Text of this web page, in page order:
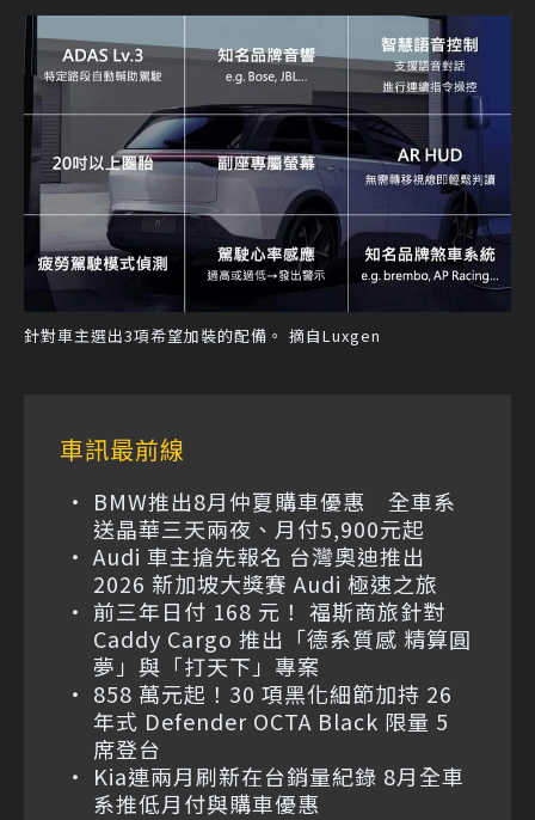
針對車主選出3項希望加裝的配備。 摘自Luxgen
車訊最前線
BMW推出8月仲夏購車優惠 全車系
送晶華三天兩夜、月付5,900元起
Audi 車主搶先報名 台灣奧迪推出
2026 新加坡大獎賽 Audi 極速之旅
前三年日付 168 元！ 福斯商旅針對
Caddy Cargo 推出「德系質感 精算圓
夢」與「打天下」專案
858 萬元起！30 項黑化細節加持 26
年式 Defender OCTA Black 限量 5
席登台
Kia連兩月刷新在台銷量紀錄 8月全車
系推低月付與購車優惠